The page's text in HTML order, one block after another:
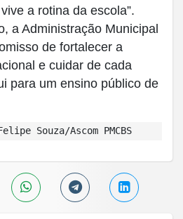
a rotina da escola”.
a Administração Municipal
de fortalecer a
e cuidar de cada
para um ensino público de
Souza/Ascom PMCBS